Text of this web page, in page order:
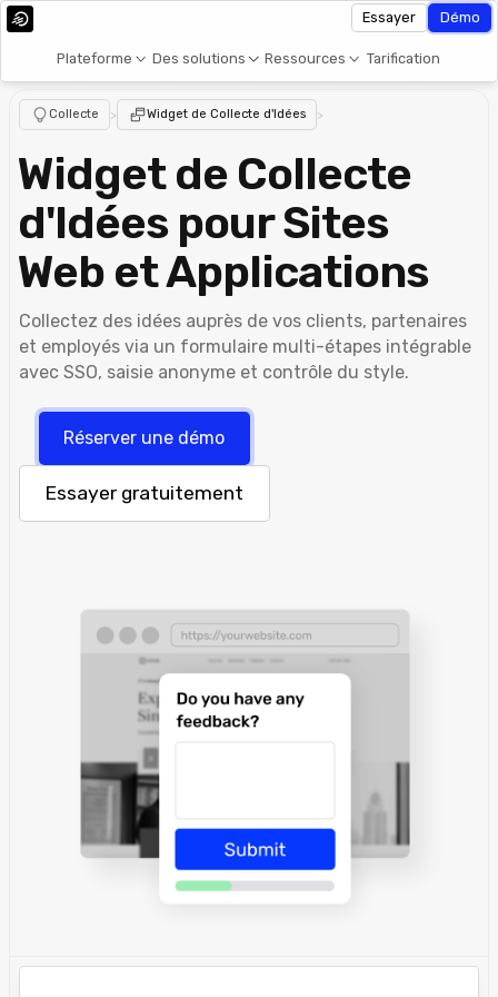
Plateforme Des solutions Ressources Tarification
Essayer Démo
Collecte > Widget de Collecte d'Idées >
Widget de Collecte
d'Idées pour Sites
Web et Applications
Collectez des idées auprès de vos clients, partenaires
et employés via un formulaire multi-étapes intégrable
avec SSO, saisie anonyme et contrôle du style.
Réserver une démo
Essayer gratuitement